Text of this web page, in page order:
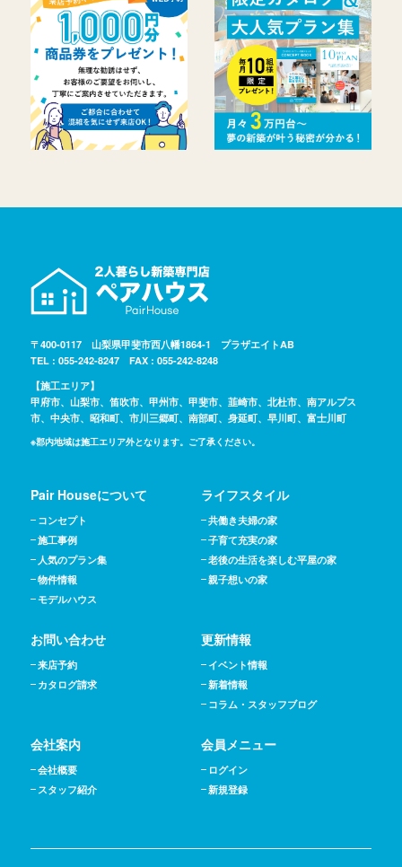
〒400-0117 山梨県甲斐市西八幡1864-1 プラザエイトAB
TEL : 055-242-8247 FAX : 055-242-8248
【施工エリア】
甲府市、山梨市、笛吹市、甲州市、甲斐市、韮崎市、北杜市、南アルプス
市、中央市、昭和町、市川三郷町、南部町、身延町、早川町、富士川町
※郡内地域は施工エリア外となります。ご了承ください。
Pair Houseについて
コンセプト
施工事例
人気のプラン集
物件情報
モデルハウス
ライフスタイル
共働き夫婦の家
子育て充実の家
老後の生活を楽しむ平屋の家
親子想いの家
お問い合わせ
来店予約
カタログ請求
更新情報
イベント情報
新着情報
コラム・スタッフブログ
会社案内
会社概要
スタッフ紹介
会員メニュー
ログイン
新規登録